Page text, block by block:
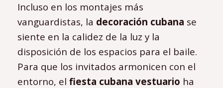
Incluso en los montajes más
vanguardistas, la decoración cubana se
siente en la calidez de la luz y la
disposición de los espacios para el baile.
Para que los invitados armonicen con el
entorno, el fiesta cubana vestuario ha